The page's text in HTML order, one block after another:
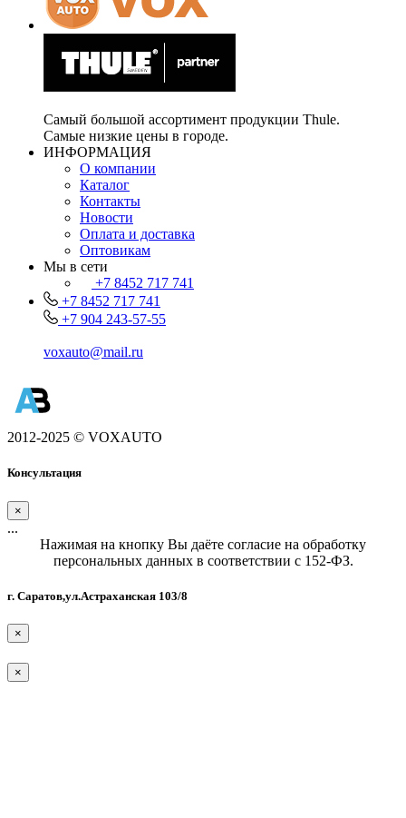
Самый большой ассортимент продукции Thule.
Самые низкие цены в городе.
ИНФОРМАЦИЯ
О компании
Каталог
Контакты
Новости
Оплата и доставка
Оптовикам
Мы в сети
+7 8452 717 741
+7 8452 717 741
+7 904 243-57-55
voxauto@mail.ru
2012-2025 © VOXAUTO
Консультация
×
...
Нажимая на кнопку Вы даёте согласие на обработку
персональных данных в соответствии с 152-ФЗ.
г. Саратов,ул.Астраханская 103/8
×
×